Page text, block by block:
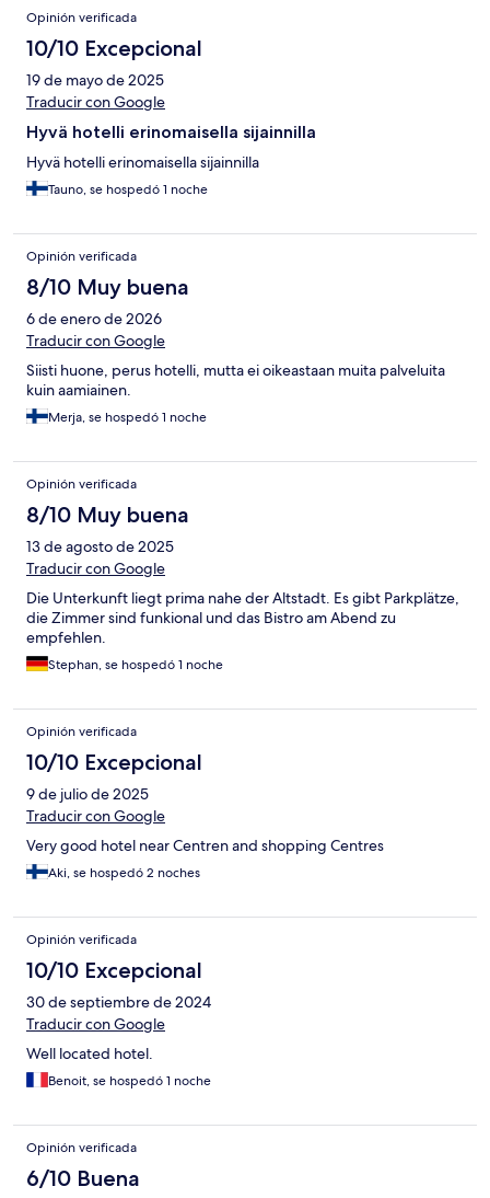
Opinión verificada
10/10 Excepcional
19 de mayo de 2025
Traducir con Google
Hyvä hotelli erinomaisella sijainnilla
Hyvä hotelli erinomaisella sijainnilla
Tauno, se hospedó 1 noche
Opinión verificada
8/10 Muy buena
6 de enero de 2026
Traducir con Google
Siisti huone, perus hotelli, mutta ei oikeastaan muita palveluita
kuin aamiainen.
Merja, se hospedó 1 noche
Opinión verificada
8/10 Muy buena
13 de agosto de 2025
Traducir con Google
Die Unterkunft liegt prima nahe der Altstadt. Es gibt Parkplätze,
die Zimmer sind funkional und das Bistro am Abend zu
empfehlen.
Stephan, se hospedó 1 noche
Opinión verificada
10/10 Excepcional
9 de julio de 2025
Traducir con Google
Very good hotel near Centren and shopping Centres
Aki, se hospedó 2 noches
Opinión verificada
10/10 Excepcional
30 de septiembre de 2024
Traducir con Google
Well located hotel.
Benoit, se hospedó 1 noche
Opinión verificada
6/10 Buena